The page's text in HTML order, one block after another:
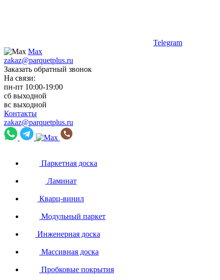
Telegram
Max
zakaz@parquetplus.ru
Заказать обратный звонок
На связи:
пн-пт 10:00-19:00
сб выходной
вс выходной
Контакты
zakaz@parquetplus.ru
Паркетная доска
Ламинат
Кварц-винил
Модульный паркет
Инженерная доска
Массивная доска
Пробковые покрытия